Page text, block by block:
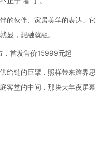
的伙伴、家居美学的表达。它
显，想融就融。
，首发售价15999元起
给链的巨擘，照样带来跨界思
客堂的中间，那块大年夜屏幕